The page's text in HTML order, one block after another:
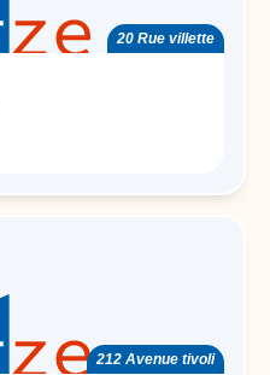
20 Rue villette
212 Avenue tivoli